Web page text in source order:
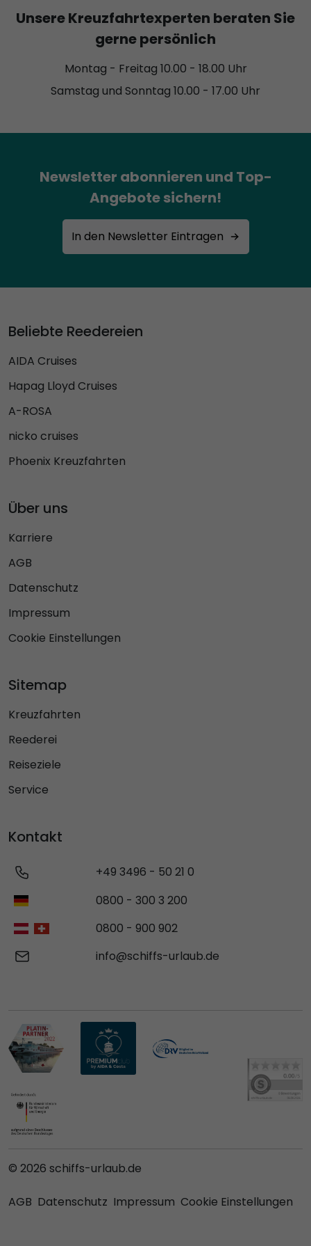
Unsere Kreuzfahrtexperten beraten Sie
gerne persönlich
Montag - Freitag 10.00 - 18.00 Uhr
Samstag und Sonntag 10.00 - 17.00 Uhr
Newsletter abonnieren und Top-
Angebote sichern!
In den Newsletter Eintragen
Beliebte Reedereien
AIDA Cruises
Hapag Lloyd Cruises
A-ROSA
nicko cruises
Phoenix Kreuzfahrten
Über uns
Karriere
AGB
Datenschutz
Impressum
Cookie Einstellungen
Sitemap
Kreuzfahrten
Reederei
Reiseziele
Service
Kontakt
+49 3496 - 50 21 0
0800 - 300 3 200
0800 - 900 902
info@schiffs-urlaub.de
© 2026 schiffs-urlaub.de
AGB Datenschutz Impressum Cookie Einstellungen